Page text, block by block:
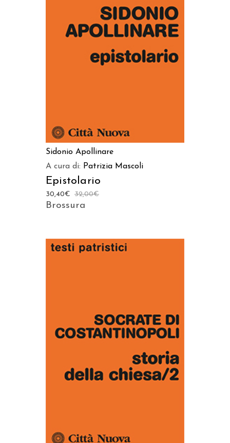
AGGIUNGI AL CARRELLO
Sidonio Apollinare
A cura di: Patrizia Mascoli
Epistolario
32,00€
30,40€
Brossura